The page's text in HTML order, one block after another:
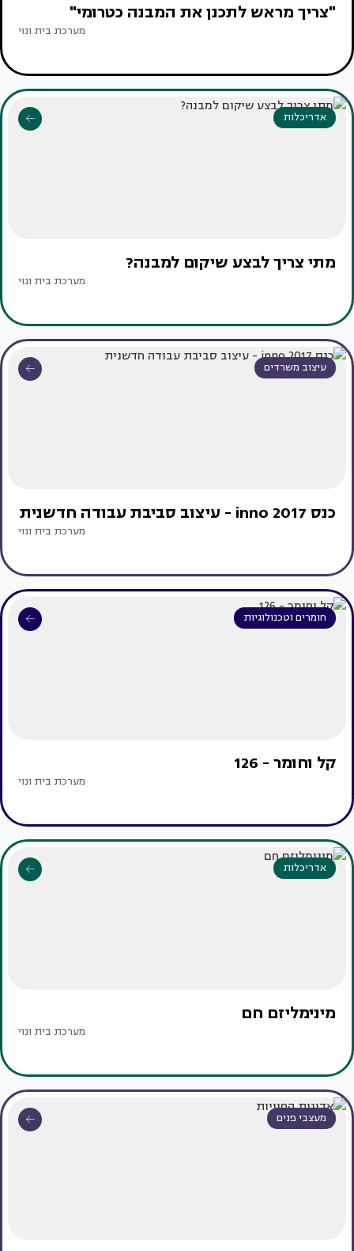
"צריך מראש לתכנן את המבנה כטרומי"
מערכת בית ונוי
אדריכלות
מתי צריך לבצע שיקום למבנה?
מערכת בית ונוי
עיצוב משרדים
כנס inno 2017 - עיצוב סביבת עבודה חדשנית
מערכת בית ונוי
חומרים וטכנולוגיות
קל וחומר - 126
מערכת בית ונוי
אדריכלות
מינימליזם חם
מערכת בית ונוי
מעצבי פנים